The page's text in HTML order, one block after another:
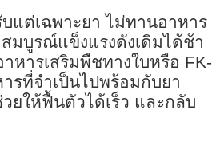
แต่เฉพาะยา ไม่ทานอาหาร
มบูรณ์แข็งแรงดังเดิมได้ช้า
หารเสริมพืชทางใบหรือ FK-
รที่จำเป็นไปพร้อมกับยา
ยให้ฟื้นตัวได้เร็ว และกลับ